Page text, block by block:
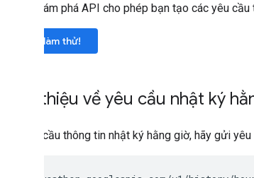
Trình khám phá API cho phép bạn tạo các yêu
Hãy làm thử!
Giới thiệu về yêu cầu nhật ký
Để yêu cầu thông tin nhật ký hằng giờ, hãy gửi yêu